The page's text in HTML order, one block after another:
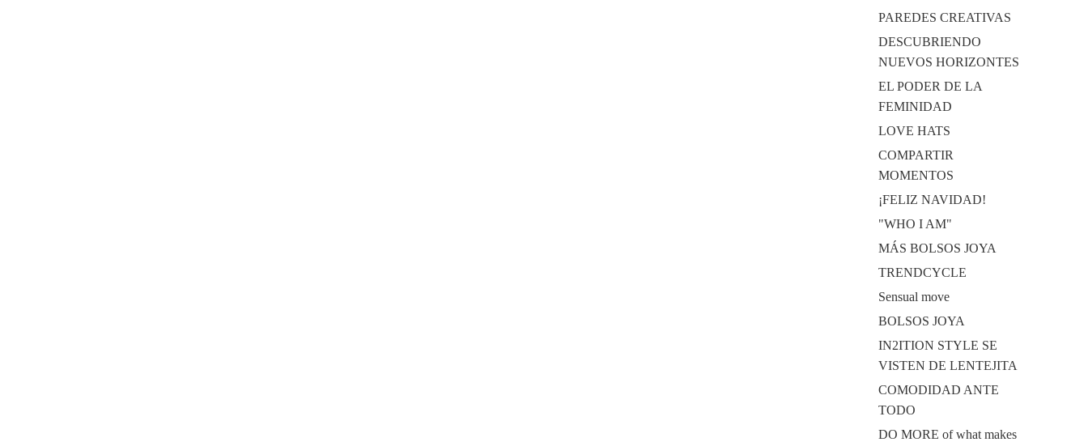
PAREDES CREATIVAS
DESCUBRIENDO
NUEVOS HORIZONTES
EL PODER DE LA
FEMINIDAD
LOVE HATS
COMPARTIR
MOMENTOS
¡FELIZ NAVIDAD!
"WHO I AM"
MÁS BOLSOS JOYA
TRENDCYCLE
Sensual move
BOLSOS JOYA
IN2ITION STYLE SE
VISTEN DE LENTEJITA
COMODIDAD ANTE
TODO
DO MORE of what makes